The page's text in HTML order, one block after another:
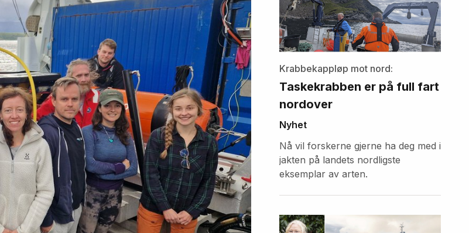
Krabbekappløp mot nord:
Taskekrabben er på full fart
nordover
Nyhet
Nå vil forskerne gjerne ha deg med i
jakten på landets nordligste
eksemplar av arten.